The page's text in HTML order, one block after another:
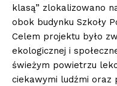
klasą” zlokalizowano
obok budynku Szkoły
Celem projektu było
ekologicznej i
świeżym powietrzu
ciekawymi ludźmi oraz